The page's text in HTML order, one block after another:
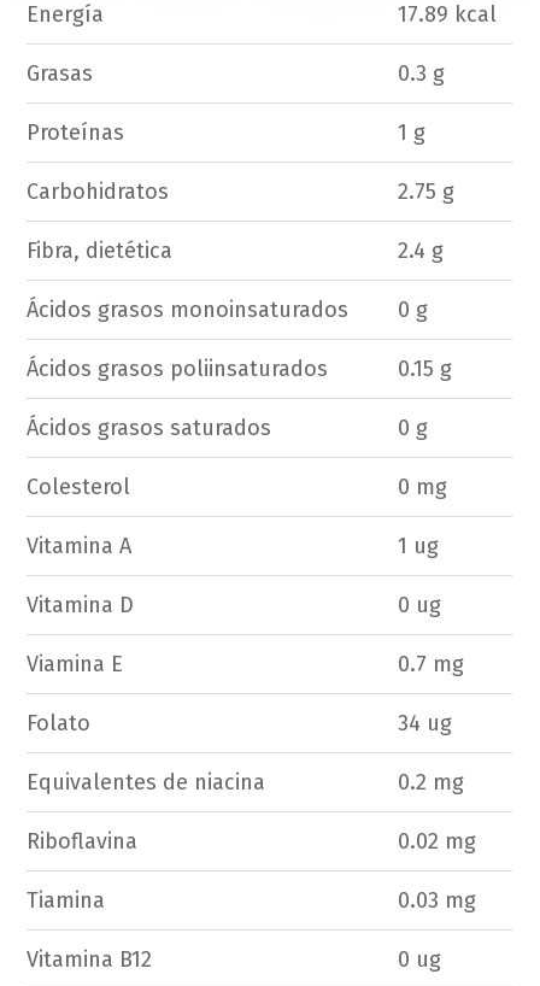
Energía 17.89 kcal
Grasas 0.3 g
Proteínas 1 g
Carbohidratos 2.75 g
Fibra, dietética 2.4 g
Ácidos grasos monoinsaturados 0 g
Ácidos grasos poliinsaturados 0.15 g
Ácidos grasos saturados 0 g
Colesterol 0 mg
Vitamina A 1 ug
Vitamina D 0 ug
Viamina E 0.7 mg
Folato 34 ug
Equivalentes de niacina 0.2 mg
Riboflavina 0.02 mg
Tiamina 0.03 mg
Vitamina B12 0 ug